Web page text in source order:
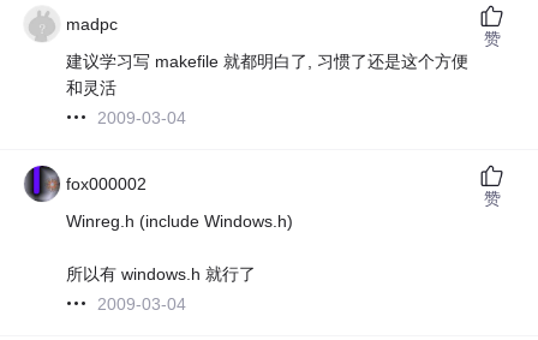
madpc
建议学习写 makefile 就都明白了, 习惯了还是这个方便
和灵活
2009-03-04
赞
fox000002
Winreg.h (include Windows.h)
所以有 windows.h 就行了
2009-03-04
赞